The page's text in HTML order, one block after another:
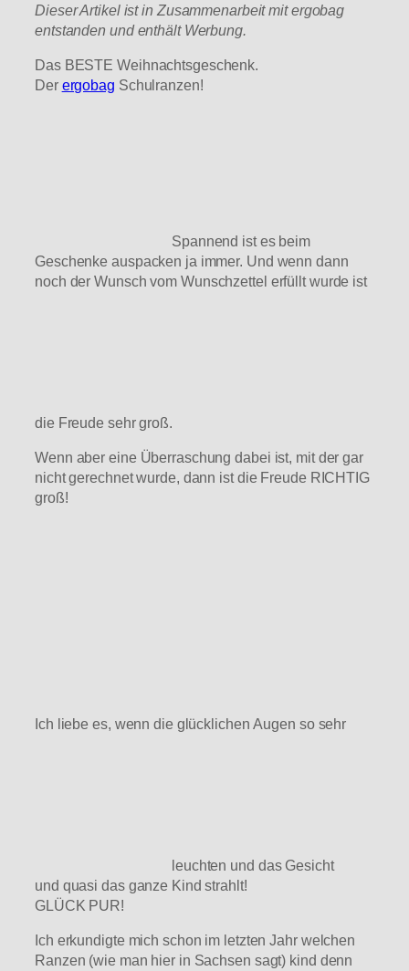
Dieser Artikel ist in Zusammenarbeit mit ergobag
entstanden und enthält Werbung.
Das BESTE Weihnachtsgeschenk.
Der ergobag Schulranzen!
Spannend ist es beim
Geschenke auspacken ja immer. Und wenn dann
noch der Wunsch vom Wunschzettel erfüllt wurde ist
die Freude sehr groß.
Wenn aber eine Überraschung dabei ist, mit der gar
nicht gerechnet wurde, dann ist die Freude RICHTIG
groß!
Ich liebe es, wenn die glücklichen Augen so sehr
leuchten und das Gesicht
und quasi das ganze Kind strahlt!
GLÜCK PUR!
Ich erkundigte mich schon im letzten Jahr welchen
Ranzen (wie man hier in Sachsen sagt) kind denn